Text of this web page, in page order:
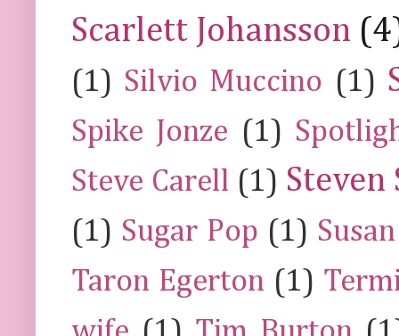
Scarlett Johansson
(1) Silvio Muccino (1)
Spike Jonze (1)
Steve Carell (1) Steven
(1) Sugar Pop (1)
Taron Egerton (1)